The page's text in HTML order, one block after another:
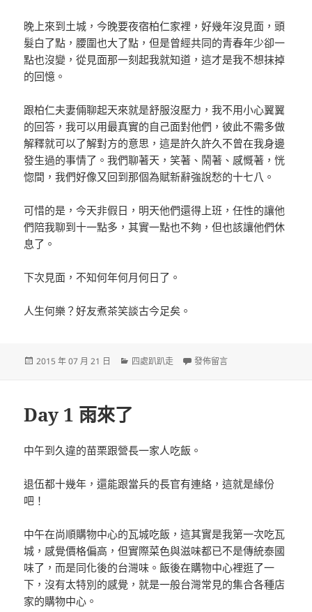
晚上來到土城，今晚要夜宿柏仁家裡，好幾年沒見面，頭
髮白了點，腰圍也大了點，但是曾經共同的青春年少卻一
點也沒變，從見面那一刻起我就知道，這才是我不想抹掉
的回憶。
跟柏仁夫妻倆聊起天來就是舒服沒壓力，我不用小心翼翼
的回答，我可以用最真實的自己面對他們，彼此不需多做
解釋就可以了解對方的意思，這是許久許久不曾在我身邊
發生過的事情了。我們聊著天，笑著、鬧著、感慨著，恍
惚間，我們好像又回到那個為賦新辭強說愁的十七八。
可惜的是，今天非假日，明天他們還得上班，任性的讓他
們陪我聊到十一點多，其實一點也不夠，但也該讓他們休
息了。
下次見面，不知何年何月何日了。
人生何樂？好友煮茶笑談古今足矣。
發
2015 年 07 月 21 日
分
四處趴趴走 在〈Day 2 回憶〉
發佈留言
Day 1 雨來了
中午到久違的苗栗跟營長一家人吃飯。
退伍都十幾年，還能跟當兵的長官有連絡，這就是緣份
吧！
中午在尚順購物中心的瓦城吃飯，這其實是我第一次吃瓦
城，感覺價格偏高，但實際菜色與滋味都已不是傳統泰國
味了，而是同化後的台灣味。飯後在購物中心裡逛了一
下，沒有太特別的感覺，就是一般台灣常見的集合各種店
家的購物中心。